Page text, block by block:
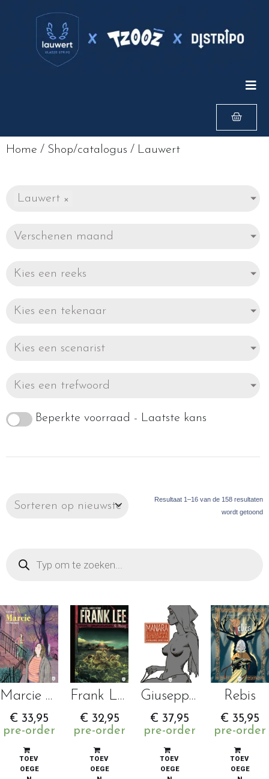
Home / Shop/catalogus / Lauwert
Lauwert ×
Verschenen maand
Kies een reeks
Kies een tekenaar
Kies een scenarist
Kies een trefwoord
Beperkte voorraad - Laatste kans
Resultaat 1–16 van de 158 resultaten
wordt getoond
Marcie – Het kantelpunt
€ 33,95
pre-order
TOEV
OEGE
Frank Lee Na Alcatraz
€32,95
pre-order
TOEV
OEGE
Giuseppe Bergman 2 – Afrikaanse avonturen
€ 37,95
pre-order
TOEV
OEGE
Rebis
€ 35,95
pre-order
TOEV
OEGE